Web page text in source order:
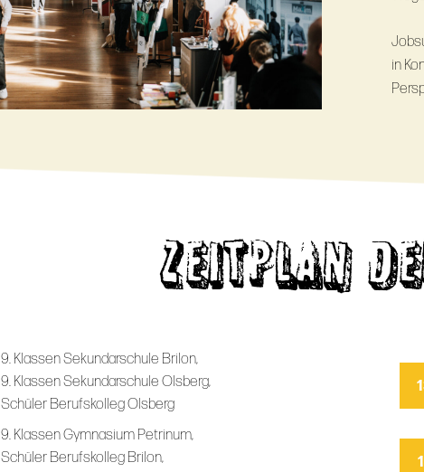
in
ZEITPLAN
9. Klassen Sekundarschule Brilon,
9. Klassen Sekundarschule Olsberg,
Schüler Berufskolleg Olsberg
9. Klassen Gymnasium Petrinum,
Schüler Berufskolleg Brilon,